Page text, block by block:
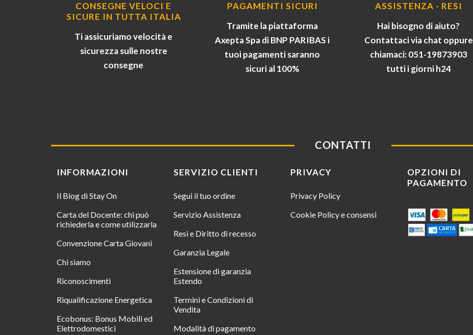
CONSEGNE VELOCI E
SICURE IN TUTTA ITALIA
Ti assicuriamo velocità e
sicurezza sulle nostre
consegne
PAGAMENTI SICURI
Tramite la piattaforma
Axepta Spa di BNP PARIBAS i
tuoi pagamenti saranno
sicuri al 100%
ASSISTENZA - RESI
Hai bisogno di aiuto?
Contattaci via chat oppure
chiamaci: 051-19873903
tutti i giorni h24
CONTATTI
INFORMAZIONI
Il Blog di Stay On
Carta del Docente: chi può
richiederla e come utilizzarla
Convenzione Carta Giovani
Chi siamo
Riconoscimenti
Riqualificazione Energetica
Ecobonus: Bonus Mobili ed
Elettrodomestici
SERVIZIO CLIENTI
Segui il tuo ordine
Servizio Assistenza
Resi e Diritto di recesso
Garanzia Legale
Estensione di garanzia
Estendo
Termini e Condizioni di
Vendita
Modalità di pagamento
PRIVACY
Privacy Policy
Cookie Policy e consensi
OPZIONI DI
PAGAMENTO